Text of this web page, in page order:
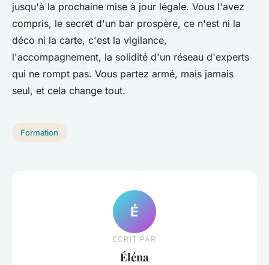
jusqu'à la prochaine mise à jour légale. Vous l'avez
compris, le secret d'un bar prospère, ce n'est ni la
déco ni la carte, c'est la vigilance,
l'accompagnement, la solidité d'un réseau d'experts
qui ne rompt pas. Vous partez armé, mais jamais
seul, et cela change tout.
Formation
É
ECRIT PAR
Éléna